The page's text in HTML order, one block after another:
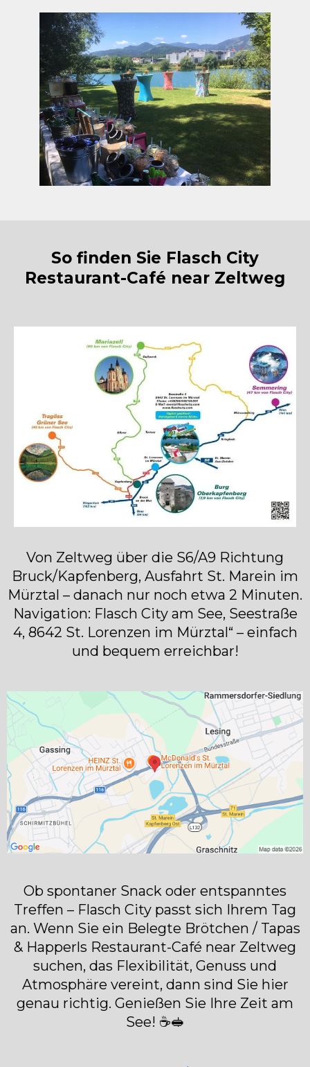
So finden Sie Flasch City
Restaurant-Café near Zeltweg
Von Zeltweg über die S6/A9 Richtung
Bruck/Kapfenberg, Ausfahrt St. Marein im
Mürztal – danach nur noch etwa 2 Minuten.
Navigation: Flasch City am See, Seestraße
4, 8642 St. Lorenzen im Mürztal“ – einfach
und bequem erreichbar!
Ob spontaner Snack oder entspanntes
Treffen – Flasch City passt sich Ihrem Tag
an. Wenn Sie ein Belegte Brötchen / Tapas
& Happerls Restaurant-Café near Zeltweg
suchen, das Flexibilität, Genuss und
Atmosphäre vereint, dann sind Sie hier
genau richtig. Genießen Sie Ihre Zeit am
See! ☕🥪